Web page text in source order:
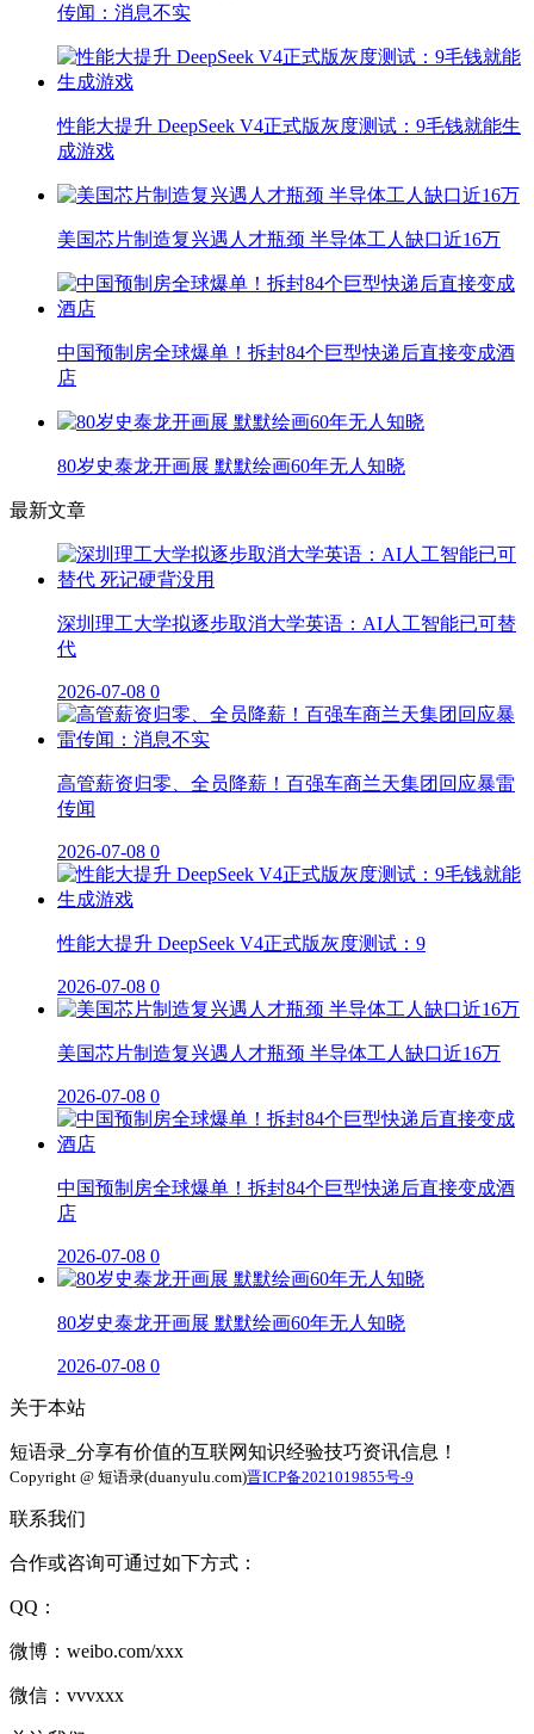
传闻：消息不实
性能大提升 DeepSeek V4正式版灰度测试：9毛钱就能生
成游戏
美国芯片制造复兴遇人才瓶颈 半导体工人缺口近16万
中国预制房全球爆单！拆封84个巨型快递后直接变成酒
店
80岁史泰龙开画展 默默绘画60年无人知晓
最新文章
深圳理工大学拟逐步取消大学英语：AI人工智能已可替
代
2026-07-08 0
高管薪资归零、全员降薪！百强车商兰天集团回应暴雷
传闻
2026-07-08 0
性能大提升 DeepSeek V4正式版灰度测试：9
2026-07-08 0
美国芯片制造复兴遇人才瓶颈 半导体工人缺口近16万
2026-07-08 0
中国预制房全球爆单！拆封84个巨型快递后直接变成酒
店
2026-07-08 0
80岁史泰龙开画展 默默绘画60年无人知晓
2026-07-08 0
关于本站
短语录_分享有价值的互联网知识经验技巧资讯信息！
Copyright @ 短语录(duanyulu.com)晋ICP备2021019855号-9
联系我们
合作或咨询可通过如下方式：
QQ：
微博：weibo.com/xxx
微信：vvvxxx